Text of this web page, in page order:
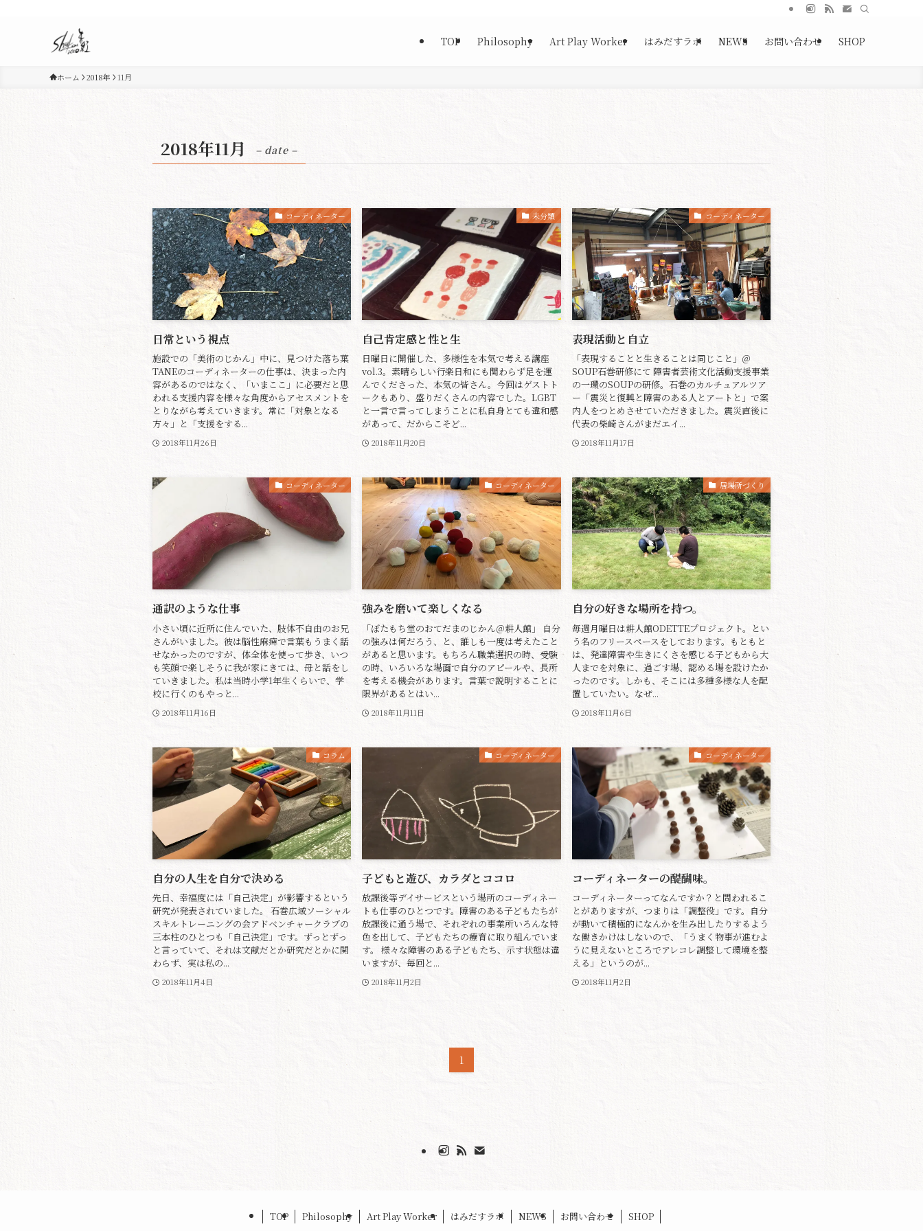
TOP Philosophy Art Play Worker はみだすラボ NEWS お問い合わせ SHOP
ホーム 2018年 11月
2018年11月 – date –
コーディネーター
日常という視点
施設での「美術のじかん」中に、見つけた落ち葉
TANEのコーディネーターの仕事は、決まった内
容があるのではなく、「いまここ」に必要だと思
われる支援内容を様々な角度からアセスメントを
とりながら考えていきます。常に「対象となる
方々」と「支援をする...
2018年11月26日
未分類
自己肯定感と性と生
日曜日に開催した、多様性を本気で考える講座
vol.3。素晴らしい行楽日和にも関わらず足を運
んでくださった、本気の皆さん。今回はゲストト
ークもあり、盛りだくさんの内容でした。LGBT
と一言で言ってしまうことに私自身とても違和感
があって、だからこそど...
2018年11月20日
コーディネーター
表現活動と自立
「表現することと生きることは同じこと」＠
SOUP石巻研修にて 障害者芸術文化活動支援事業
の一環のSOUPの研修。石巻のカルチュアルツア
ー「震災と復興と障害のある人とアートと」で案
内人をつとめさせていただきました。震災直後に
代表の柴崎さんがまだエイ...
2018年11月17日
コーディネーター
通訳のような仕事
小さい頃に近所に住んでいた、肢体不自由のお兄
さんがいました。彼は脳性麻痺で言葉もうまく話
せなかったのですが、体全体を使って歩き、いつ
も笑顔で楽しそうに我が家にきては、母と話をし
ていきました。私は当時小学1年生くらいで、学
校に行くのもやっと...
2018年11月16日
コーディネーター
強みを磨いて楽しくなる
「ぼたもち堂のおてだまのじかん＠耕人館」 自分
の強みは何だろう、と、誰しも一度は考えたこと
があると思います。もちろん職業選択の時、受験
の時、いろいろな場面で自分のアピールや、長所
を考える機会があります。言葉で説明することに
限界があるとはい...
2018年11月11日
居場所づくり
自分の好きな場所を持つ。
毎週月曜日は耕人館ODETTEプロジェクト。とい
う名のフリースペースをしております。もともと
は、発達障害や生きにくさを感じる子どもから大
人までを対象に、過ごす場、認める場を設けたか
ったのです。しかも、そこには多種多様な人を配
置していたい。なぜ...
2018年11月6日
コラム
自分の人生を自分で決める
先日、幸福度には「自己決定」が影響するという
研究が発表されていました。 石巻広域ソーシャル
スキルトレーニングの会アドベンチャークラブの
三本柱のひとつも「自己決定」です。ずっとずっ
と言っていて、それは文献だとか研究だとかに関
わらず、実は私の...
2018年11月4日
コーディネーター
子どもと遊び、カラダとココロ
放課後等デイサービスという場所のコーディネー
トも仕事のひとつです。障害のある子どもたちが
放課後に通う場で、それぞれの事業所いろんな特
色を出して、子どもたちの療育に取り組んでいま
す。 様々な障害のある子どもたち、示す状態は違
いますが、毎回と...
2018年11月2日
コーディネーター
コーディネーターの醍醐味。
コーディネーターってなんですか？と問われるこ
とがありますが、つまりは「調整役」です。自分
が動いて積極的になんかを生み出したりするよう
な働きかけはしないので、「うまく物事が進むよ
うに見えないところでアレコレ調整して環境を整
える」というのが...
2018年11月2日
1
TOP Philosophy Art Play Worker はみだすラボ NEWS お問い合わせ SHOP